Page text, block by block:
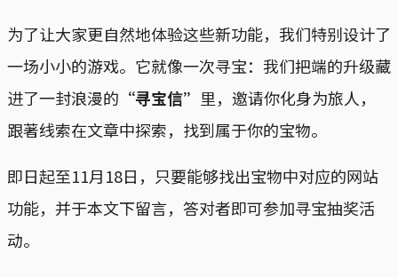
为了让大家更自然地体验这些新功能，我们特别设计了
一场小小的游戏。它就像一次寻宝：我们把端的升级藏
进了一封浪漫的 “寻宝信” 里，邀请你化身为旅人，
跟著线索在文章中探索，找到属于你的宝物。
即日起至11月18日，只要能够找出宝物中对应的网站
功能，并于本文下留言，答对者即可参加寻宝抽奖活
动。